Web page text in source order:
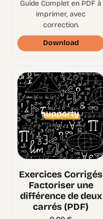
Guide Complet en PDF à
imprimer, avec
correction.
Download
Exercices Corrigés
Factoriser une
différence de deux
carrés (PDF)